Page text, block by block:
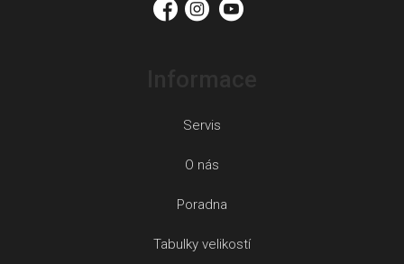
Servis
O nás
Poradna
Tabulky velikostí